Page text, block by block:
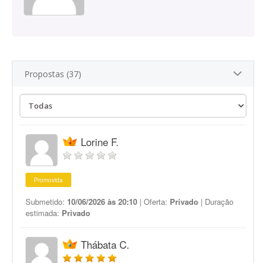
Propostas (37)
Lorine F.
Promovida
Submetido: 10/06/2026 às 20:10 | Oferta: Privado | Duração
estimada: Privado
Thábata C.